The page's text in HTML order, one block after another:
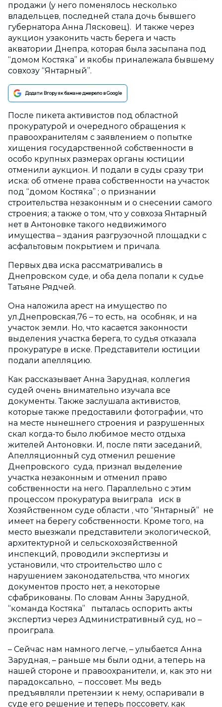
продажи (у него поменялось несколько
владельцев, последней стала дочь бывшего
губернатора Анна Лясковец). И также через
аукцион узаконить часть берега и часть
акватории Днепра, которая была засыпана под
“домом Костяка” и якобы приналежала бывшему
совхозу “Янтарный”.
Додати Вгору як бажане джерело в Google
После пикета активистов под областной
прокуратурой и очередного обращения к
правоохранителям с заявлением о попытке
хищения государственной собственности в
особо крупных размерах органы юстиции
отменили аукцион. И подали в суды сразу три
иска: об отмене права собственности на участок
под “домом Костяка” ; о признании
строительства незаконным и о снесении самого
строения; а также о том, что у совхоза Янтарный
нет в Антоновке такого недвижимого
имущества – здания разгрузочной площадки с
асфальтовым покрытием и причала.
Первых два иска рассматривались в
Днепровском суде, и оба дела попали к судье
Татьяне Рядчей.
Она наложила арест на имущество по
ул.Днепровская,76 – то есть, на особняк, и на
участок земли. Но, что касается законности
выделения участка берега, то судья отказала
прокуратуре в иске. Представители юстиции
подали апелляцию.
Как рассказывает Анна Зарудная, коллегия
судей очень внимательно изучала все
документы. Также заслушала активистов,
которые также предоставили фотографии, что
на месте нынешнего строения и разрушенных
скал когда-то было любимое место отдыха
жителей Антоновки. И, после пяти заседаний,
Апелляционный суд отменил решение
Днепровского суда, признал выделение
участка незаконным и отменил право
собственности на него. Параллельно с этим
процессом прокуратура выиграла иск в
Хозяйственном суде области , что “Янтарный” не
имеет на берегу собственности. Кроме того, на
место выезжали представители экологической,
архитектурной и сельскохозяйственной
инспекций, проводили экспертизы и
установили, что строительство шло с
нарушением законодательства, что многих
документов просто нет, а некоторые
сфабрикованы. По словам Анны Зарудной,
“команда Костяка” пыталась оспорить акты
экспертиз через Административный суд, но –
проиграла.
– Сейчас нам намного легче, – улыбается Анна
Зарудная, – раньше мы были одни, а теперь на
нашей стороне и правоохранители, и, как это ни
парадоксально, – поссовет. Мы ведь
предъявляли претензии к нему, оспаривали в
суде его решение и теперь поссовету, как